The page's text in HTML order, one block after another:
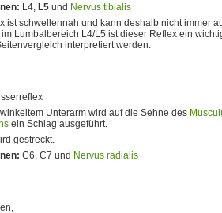
L4, L5 und Nervus tibialis
ist schwellennah und kann deshalb nicht immer
Lumbalbereich L4/L5 ist dieser Reflex ein
interpretiert werden.
Unterarm wird auf die Sehne des
ein Schlag ausgeführt.
gestreckt.
C6, C7 und Nervus radialis